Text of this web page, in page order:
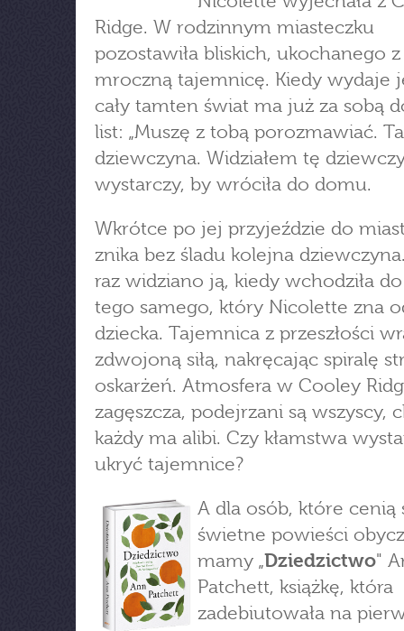
Ridge. W rodzinnym miasteczku
pozostawiła bliskich, ukochanego
mroczną tajemnicę. Kiedy wydaje
cały tamten świat ma już za sobą
list: „Muszę z tobą porozmawiać. Ta
dziewczyna. Widziałem tę
wystarczy, by wróciła do domu.
Wkrótce po jej przyjeździe do
znika bez śladu kolejna
raz widziano ją, kiedy wchodziła
tego samego, który Nicolette zna
dziecka. Tajemnica z przeszłości
zdwojoną siłą, nakręcając spiralę
oskarżeń. Atmosfera w Cooley
zagęszcza, podejrzani są wszyscy,
każdy ma alibi. Czy kłamstwa
ukryć tajemnice?
A dla osób, które cenią
świetne powieści
mamy „Dziedzictwo"
Patchett, książkę, która
zadebiutowała na